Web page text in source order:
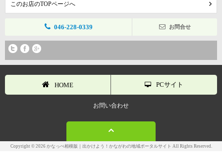
このお店のTOPページへ
046-228-0339 お問合せ
HOME PCサイト
お問い合わせ
Copyright © 2026 かなっぺ相模版｜出かけよう！かながわの地域ポータルサイト All Rights Reserved.